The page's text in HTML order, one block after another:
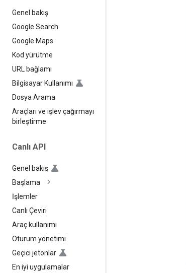
Genel bakış
Google Search
Google Maps
Kod yürütme
URL bağlamı
Bilgisayar Kullanımı
Dosya Arama
Araçları ve işlev çağırmayı
birleştirme
Canlı API
Genel bakış
Başlama
İşlemler
Canlı Çeviri
Araç kullanımı
Oturum yönetimi
Geçici jetonlar
En iyi uygulamalar